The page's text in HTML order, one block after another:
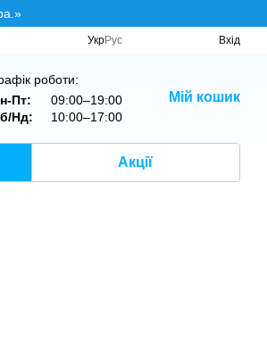
УкрРус Вхід
роботи:
Пт:
09:00–19:00
Нд:
10:00–17:00
Мій кошик
Акції